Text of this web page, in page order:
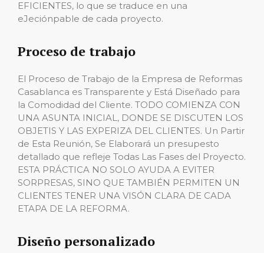
EFICIENTES, lo que se traduce en una
eJeciónpable de cada proyecto.
Proceso de trabajo
El Proceso de Trabajo de la Empresa de Reformas
Casablanca es Transparente y Está Diseñado para
la Comodidad del Cliente. TODO COMIENZA CON
UNA ASUNTA INICIAL, DONDE SE DISCUTEN LOS
OBJETIS Y LAS EXPERIZA DEL CLIENTES. Un Partir
de Esta Reunión, Se Elaborará un presupesto
detallado que refleje Todas Las Fases del Proyecto.
ESTA PRÁCTICA NO SOLO AYUDA A EVITER
SORPRESAS, SINO QUE TAMBIÉN PERMITEN UN
CLIENTES TENER UNA VISÓN CLARA DE CADA
ETAPA DE LA REFORMA.
Diseño personalizado